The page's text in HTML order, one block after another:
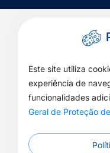
Este site utiliza
experiência de
funcionalidades
Geral de Proteção